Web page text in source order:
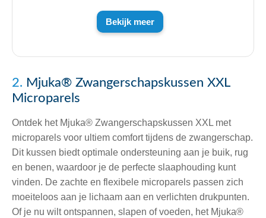
Bekijk meer
2. Mjuka® Zwangerschapskussen XXL
Microparels
Ontdek het Mjuka® Zwangerschapskussen XXL met
microparels voor ultiem comfort tijdens de zwangerschap.
Dit kussen biedt optimale ondersteuning aan je buik, rug
en benen, waardoor je de perfecte slaaphouding kunt
vinden. De zachte en flexibele microparels passen zich
moeiteloos aan je lichaam aan en verlichten drukpunten.
Of je nu wilt ontspannen, slapen of voeden, het Mjuka®